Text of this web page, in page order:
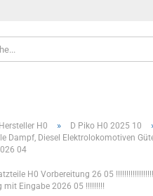
Hersteller H0 » D Piko H0 2025 10
Dampf, Diesel Elektrolokomotiven
04
H0 Vorbereitung 26 05
mit Eingabe 2026 05 !!!!!!!!!